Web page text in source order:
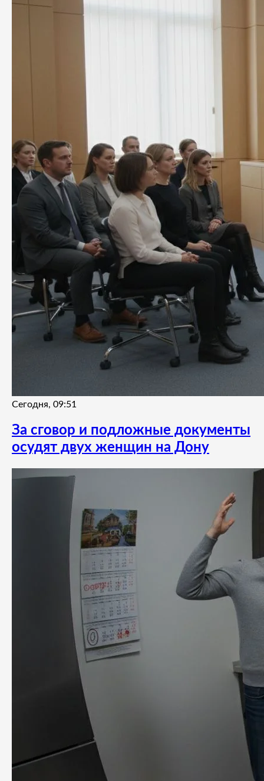
Сегодня, 09:51
За сговор и подложные документы
осудят двух женщин на Дону